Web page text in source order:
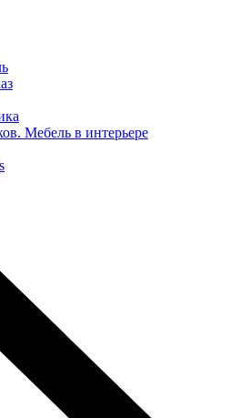
Мебель в интерьере